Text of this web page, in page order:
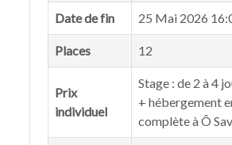
Date de fin 25 Mai 2026
Places 12
Prix
individuel
Stage : de 2 à 4
+ hébergement
complète à Ô